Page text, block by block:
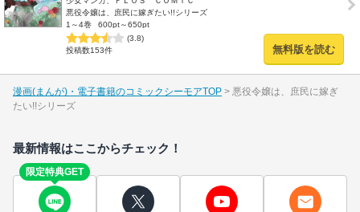
悪役令嬢は、庶民に嫁ぎたい!!シリーズ
1～4巻
600pt～650pt
(3.8)
投稿数153件
無料版を読む
漫画(まんが)・電子書籍のコミックシーモアTOP
悪役令嬢は、庶民に嫁ぎ
たい!!シリーズ
最新情報はここからチェック！
限定特典GET